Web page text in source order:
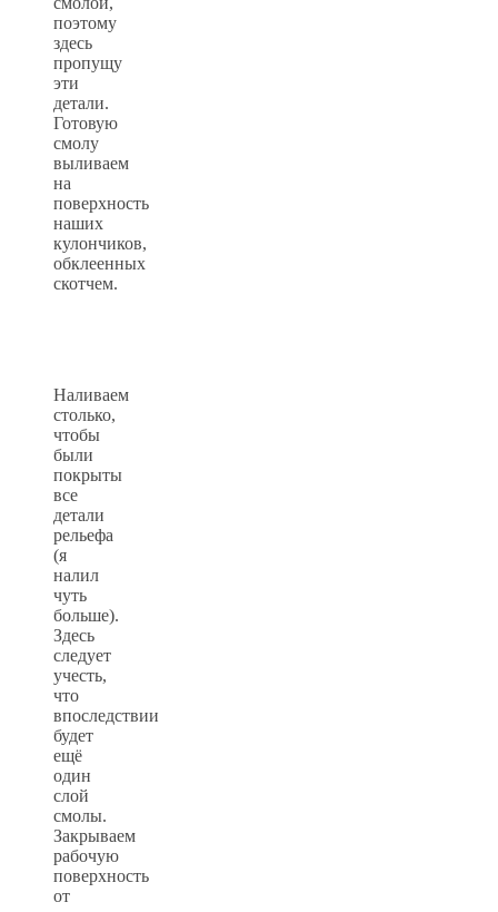
поэтому
здесь
пропущу
эти
детали.
Готовую
смолу
выливаем
на
поверхность
наших
кулончиков,
обклеенных
скотчем.
Наливаем
столько,
чтобы
были
покрыты
все
детали
рельефа
(я
налил
чуть
больше).
Здесь
следует
учесть,
что
впоследствии
будет
ещё
один
слой
смолы.
Закрываем
рабочую
поверхность
от